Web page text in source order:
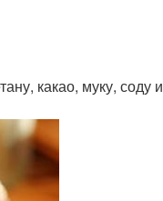
какао, муку, соду и